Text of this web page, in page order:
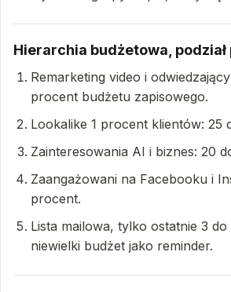
Hierarchia budżetowa,
Remarketing video i
procent budżetu zapisowego.
Lookalike 1 procent klientów: 25
Zainteresowania AI i biznes: 20
Zaangażowani na Facebooku i
procent.
Lista mailowa, tylko ostatnie 3
niewielki budżet jako reminder.